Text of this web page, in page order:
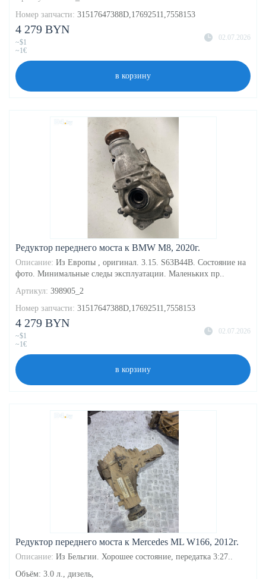
Номер запчасти: 31517647388D,17692511,7558153
02.07.2026
4 279 BYN
~$1
~1€
в корзину
Редуктор переднего моста к BMW M8, 2020г.
Описание: Из Европы , оригинал. 3.15. S63B44B. Состояние на
фото. Минимальные следы эксплуатации. Маленьких пр..
Артикул: 398905_2
Номер запчасти: 31517647388D,17692511,7558153
02.07.2026
4 279 BYN
~$1
~1€
в корзину
Редуктор переднего моста к Mercedes ML W166, 2012г.
Описание: Из Бельгии. Хорошее состояние, передатка 3:27..
Объём: 3.0 л., дизель,